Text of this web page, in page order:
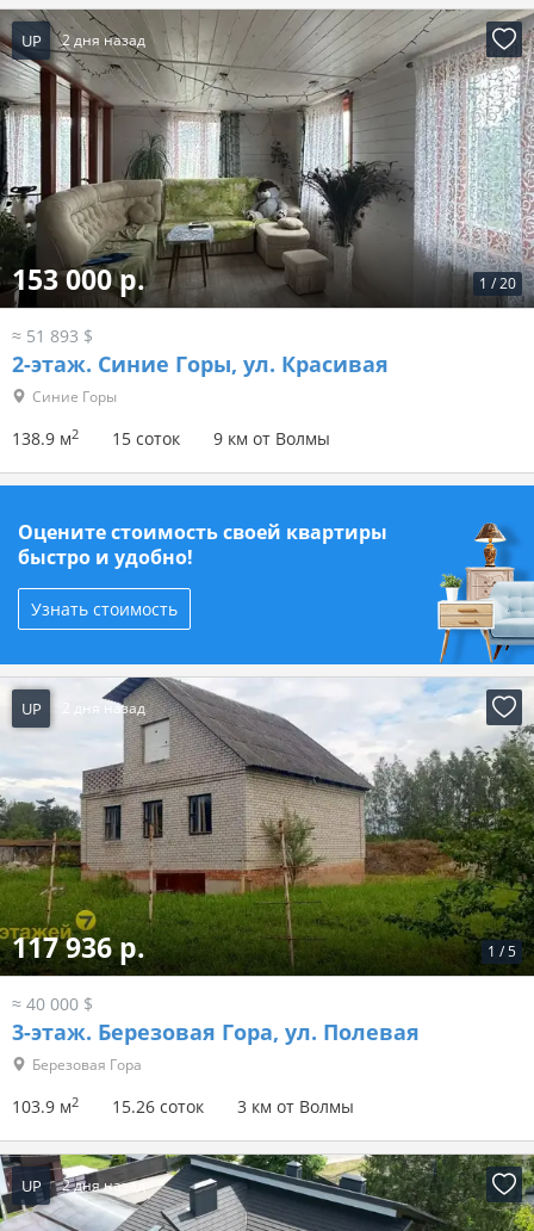
UP 2 дня назад
1 /20
153 000 р.
≈ 51 893 $
2-этаж. Синие Горы, ул. Красивая
Синие Горы
138.9 м2 15 соток 9 км от Волмы
Оцените стоимость своей квартиры
быстро и удобно!
Узнать стоимость
UP 2 дня назад
1 /5
117 936 р.
≈ 40 000 $
3-этаж. Березовая Гора, ул. Полевая
Березовая Гора
103.9 м2 15.26 соток 3 км от Волмы
UP 2 дня назад